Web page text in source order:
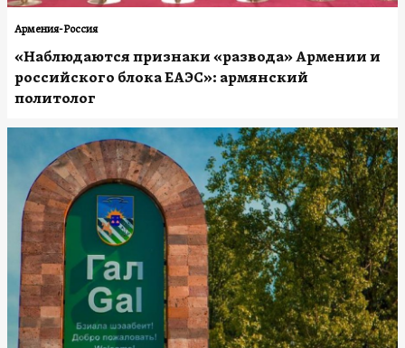
Армения-Россия
«Наблюдаются признаки «развода» Армении и
российского блока ЕАЭС»: армянский
политолог